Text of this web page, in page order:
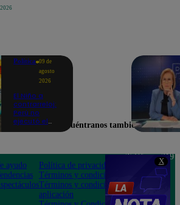
X
Política 09 de
agosto
2026
El Niño a
contrarreloj:
Perú no
ejecutó el
inundaciones
en puntos
críticos de
ríos
Encuéntranos también en
ayudo
Política de privacidad
Términos y condiciones
Términos y condiciones
aplicación
Teléfono: 219
Av. San
Felipe 968
Jesús María